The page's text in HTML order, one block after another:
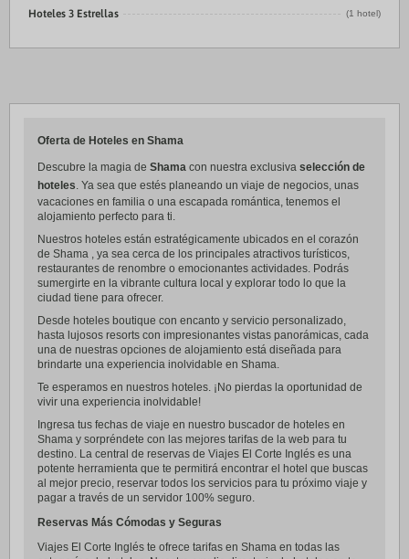
Hoteles 3 Estrellas (1 hotel)
Oferta de Hoteles en Shama
Descubre la magia de Shama con nuestra exclusiva selección de
hoteles. Ya sea que estés planeando un viaje de negocios, unas
vacaciones en familia o una escapada romántica, tenemos el
alojamiento perfecto para ti.
Nuestros hoteles están estratégicamente ubicados en el corazón
de Shama , ya sea cerca de los principales atractivos turísticos,
restaurantes de renombre o emocionantes actividades. Podrás
sumergirte en la vibrante cultura local y explorar todo lo que la
ciudad tiene para ofrecer.
Desde hoteles boutique con encanto y servicio personalizado,
hasta lujosos resorts con impresionantes vistas panorámicas, cada
una de nuestras opciones de alojamiento está diseñada para
brindarte una experiencia inolvidable en Shama.
Te esperamos en nuestros hoteles. ¡No pierdas la oportunidad de
vivir una experiencia inolvidable!
Ingresa tus fechas de viaje en nuestro buscador de hoteles en
Shama y sorpréndete con las mejores tarifas de la web para tu
destino. La central de reservas de Viajes El Corte Inglés es una
potente herramienta que te permitirá encontrar el hotel que buscas
al mejor precio, reservar todos los servicios para tu próximo viaje y
pagar a través de un servidor 100% seguro.
Reservas Más Cómodas y Seguras
Viajes El Corte Inglés te ofrece tarifas en Shama en todas las